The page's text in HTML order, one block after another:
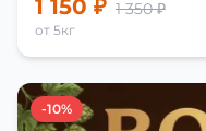
1 150 ₽ 1 350 ₽
от 5кг
-10%